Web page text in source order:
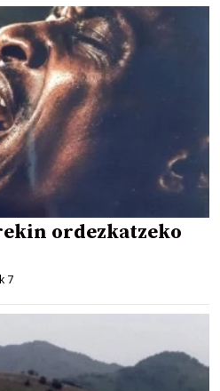
ordezkatzeko
7